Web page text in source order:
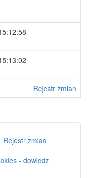
Rejestr zmian
Rejestr zmian
- dowiedz